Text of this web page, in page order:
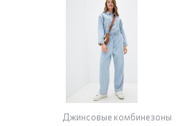
Джинсовые комбинезоны